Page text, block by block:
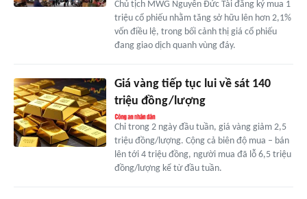
Chủ tịch MWG Nguyễn Đức Tài đăng ký mua 1
triệu cổ phiếu nhằm tăng sở hữu lên hơn 2,1%
vốn điều lệ, trong bối cảnh thị giá cổ phiếu
đang giao dịch quanh vùng đáy.
Giá vàng tiếp tục lui về sát 140
triệu đồng/lượng
Chỉ trong 2 ngày đầu tuần, giá vàng giảm 2,5
triệu đồng/lượng. Cộng cả biên độ mua – bán
lên tới 4 triệu đồng, người mua đã lỗ 6,5 triệu
đồng/lượng kể từ đầu tuần.